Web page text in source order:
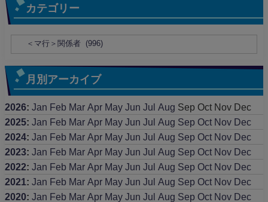
カテゴリー
月別アーカイブ
2026: Jan Feb Mar Apr May Jun Jul Aug Sep Oct Nov Dec
2025: Jan Feb Mar Apr May Jun Jul Aug Sep Oct Nov Dec
2024: Jan Feb Mar Apr May Jun Jul Aug Sep Oct Nov Dec
2023: Jan Feb Mar Apr May Jun Jul Aug Sep Oct Nov Dec
2022: Jan Feb Mar Apr May Jun Jul Aug Sep Oct Nov Dec
2021 : Jan Feb Mar Apr May Jun Jul Aug Sep Oct Nov Dec
2020: Jan Feb Mar Apr May Jun Jul Aug Sep Oct Nov Dec